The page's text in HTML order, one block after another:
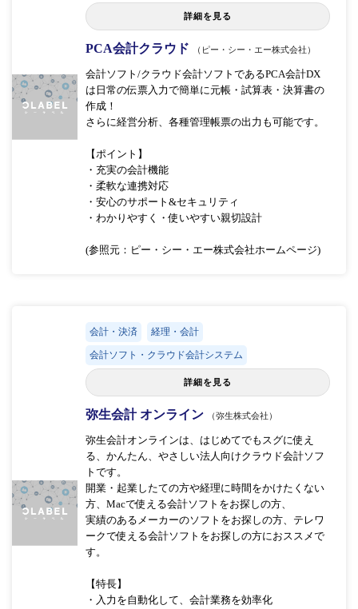
詳細を見る
PCA会計クラウド （ピー・シー・エー株式会社）
会計ソフト/クラウド会計ソフトであるPCA会計DX
は日常の伝票入力で簡単に元帳・試算表・決算書の
作成！
さらに経営分析、各種管理帳票の出力も可能です。
【ポイント】
・充実の会計機能
・柔軟な連携対応
・安心のサポート&セキュリティ
・わかりやすく・使いやすい親切設計
(参照元：ピー・シー・エー株式会社ホームページ)
会計・決済 経理・会計
会計ソフト・クラウド会計システム
詳細を見る
弥生会計 オンライン （弥生株式会社）
弥生会計オンラインは、はじめてでもスグに使え
る、かんたん、やさしい法人向けクラウド会計ソフ
トです。
開業・起業したての方や経理に時間をかけたくない
方、Macで使える会計ソフトをお探しの方、
実績のあるメーカーのソフトをお探しの方、テレワ
ークで使える会計ソフトをお探しの方におススメで
す。
【特長】
・入力を自動化して、会計業務を効率化